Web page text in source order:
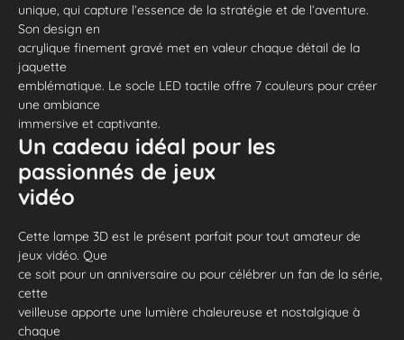
unique, qui capture l’essence de la stratégie et de l’aventure.
Son design en
acrylique finement gravé met en valeur chaque détail de la
jaquette
emblématique. Le socle LED tactile offre 7 couleurs pour créer
une ambiance
immersive et captivante.
Un cadeau idéal pour les
passionnés de jeux
vidéo
Cette lampe 3D est le présent parfait pour tout amateur de
jeux vidéo. Que
ce soit pour un anniversaire ou pour célébrer un fan de la série,
cette
veilleuse apporte une lumière chaleureuse et nostalgique à
chaque